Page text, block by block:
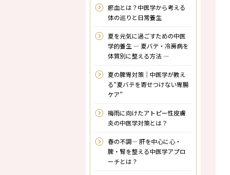
瘀血とは？中医学から考える
体の巡りと日常養生
夏を元気に過ごすための中医
学的養生 ― 夏バテ・冷房病を
体質別に整える方法 ―
夏の脾胃対策｜中医学が教え
る“夏バテを寄せつけない胃腸
ケア”
梅雨に向けたアトピー性皮膚
炎の中医学対策とは？
春の不調― 肝を中心に心・
脾・腎を整える中医学アプロ
ーチとは？